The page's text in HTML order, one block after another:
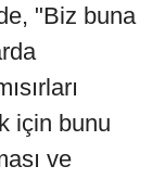
"Biz buna
için bunu
ve